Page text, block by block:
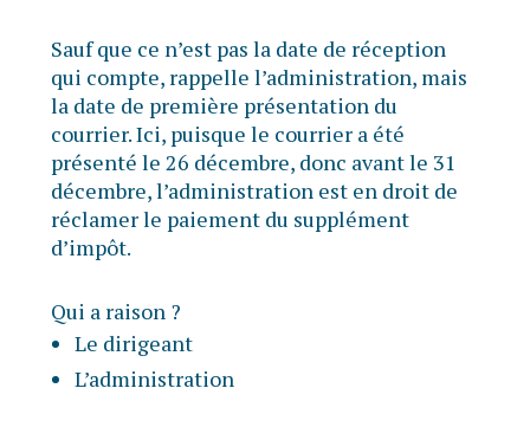
Sauf que ce n’est pas la date de réception
qui compte, rappelle l’administration, mais
la date de première présentation du
courrier. Ici, puisque le courrier a été
présenté le 26 décembre, donc avant le 31
décembre, l’administration est en droit de
réclamer le paiement du supplément
d’impôt.
Qui a raison ?
Le dirigeant
L’administration